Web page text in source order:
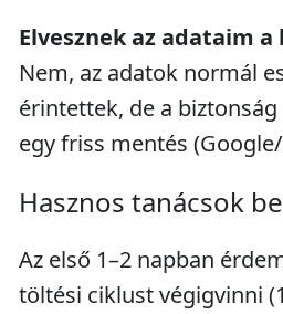
Elvesznek az adataim
Nem, az adatok normál
érintettek, de a
egy friss mentés
Hasznos tanácsok
Az első 1–2 napban
töltési ciklust végigvinni